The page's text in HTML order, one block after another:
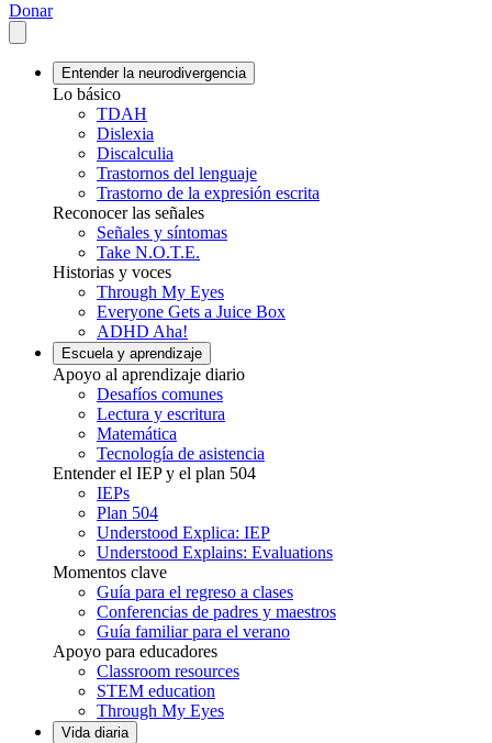
Donar
Entender la neurodivergencia
Lo básico
TDAH
Dislexia
Discalculia
Trastornos del lenguaje
Trastorno de la expresión escrita
Reconocer las señales
Señales y síntomas
Take N.O.T.E.
Historias y voces
Through My Eyes
Everyone Gets a Juice Box
ADHD Aha!
Escuela y aprendizaje
Apoyo al aprendizaje diario
Desafíos comunes
Lectura y escritura
Matemática
Tecnología de asistencia
Entender el IEP y el plan 504
IEPs
Plan 504
Understood Explica: IEP
Understood Explains: Evaluations
Momentos clave
Guía para el regreso a clases
Conferencias de padres y maestros
Guía familiar para el verano
Apoyo para educadores
Classroom resources
STEM education
Through My Eyes
Vida diaria